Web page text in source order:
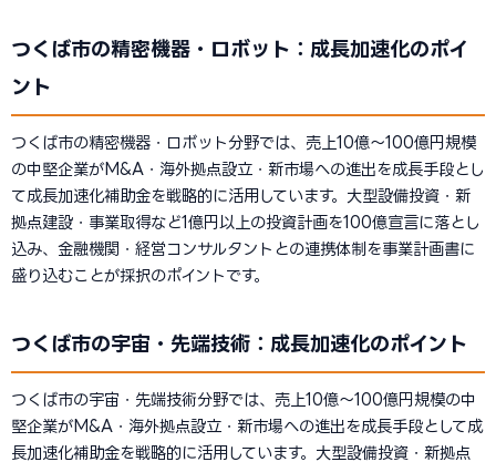
つくば市の精密機器・ロボット：成長加速化のポイ
ント
つくば市の精密機器・ロボット分野では、売上10億〜100億円規模
の中堅企業がM&A・海外拠点設立・新市場への進出を成長手段とし
て成長加速化補助金を戦略的に活用しています。大型設備投資・新
拠点建設・事業取得など1億円以上の投資計画を100億宣言に落とし
込み、金融機関・経営コンサルタントとの連携体制を事業計画書に
盛り込むことが採択のポイントです。
つくば市の宇宙・先端技術：成長加速化のポイント
つくば市の宇宙・先端技術分野では、売上10億〜100億円規模の中
堅企業がM&A・海外拠点設立・新市場への進出を成長手段として成
長加速化補助金を戦略的に活用しています。大型設備投資・新拠点